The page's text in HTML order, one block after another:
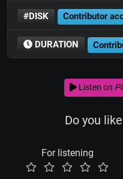
#DISK Contributor
DURATION
Listen on
Do you
For listening